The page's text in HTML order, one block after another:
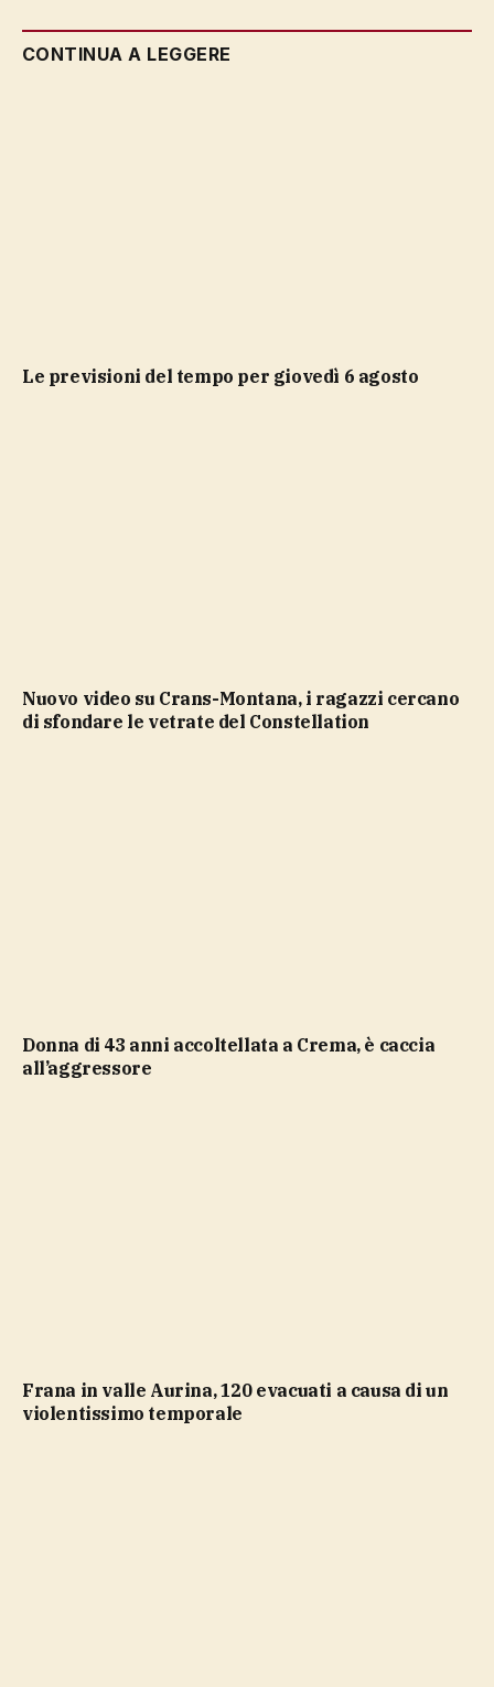
CONTINUA A LEGGERE
Le previsioni del tempo per giovedì 6 agosto
Nuovo video su Crans-Montana, i ragazzi cercano
di sfondare le vetrate del Constellation
Donna di 43 anni accoltellata a Crema, è caccia
all’aggressore
Frana in valle Aurina, 120 evacuati a causa di un
violentissimo temporale